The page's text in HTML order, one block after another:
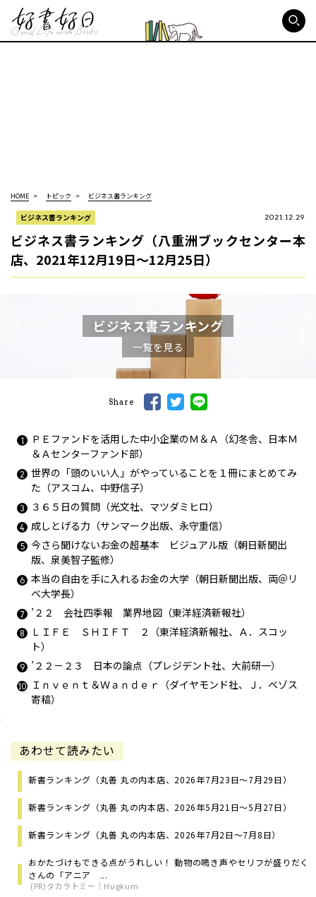
HOME トピック ビジネス書ランキング
ビジネス書ランキング 2021.12.29
ビジネス書ランキング（八重洲ブックセンター本
店、2021年12月19日～12月25日）
ビジネス書ランキング
一覧を見る
Share
ＰＥファンドを活用した中小企業のＭ＆Ａ（幻冬舎、日本Ｍ
＆Ａセンターファンド部）
世界の「頭のいい人」がやっていることを１冊にまとめてみ
た（アスコム、中野信子）
３６５日の質問（光文社、マツダミヒロ）
成しとげる力（サンマーク出版、永守重信）
今さら聞けないお金の超基本 ビジュアル版（朝日新聞出
版、泉美智子監修）
本当の自由を手に入れるお金の大学（朝日新聞出版、両＠リ
ベ大学長）
’２２ 会社四季報 業界地図（東洋経済新報社）
ＬＩＦＥ ＳＨＩＦＴ ２（東洋経済新報社、Ａ．スコッ
ト）
’２２－２３ 日本の論点（プレジデント社、大前研一）
Ｉｎｖｅｎｔ＆Ｗａｎｄｅｒ（ダイヤモンド社、Ｊ．ベゾス
寄稿）
あわせて読みたい
新書ランキング（丸善 丸の内本店、2026年7月23日～7月29日）
新書ランキング（丸善 丸の内本店、2026年5月21日～5月27日）
新書ランキング（丸善 丸の内本店、2026年7月2日～7月8日）
おかたづけもできる点がうれしい！ 動物の鳴き声やセリフが盛りだく
さんの「アニア ...
(PR)タカラトミー｜Hugkum